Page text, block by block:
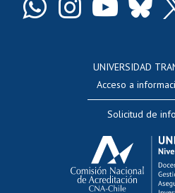
Editar Portafolio
Evaluación
Calificación
Postulación al
UNIVERSIDAD
Acceso a
Solicitud de